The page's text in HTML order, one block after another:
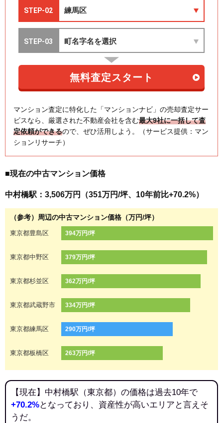
マンション査定に特化した「マンションナビ」の売却査定サー
ビスなら、厳選された不動産会社を含む最大9社に一括して査
定依頼ができるので、ぜひ活用しよう。（サービス提供：マン
ションリサーチ）
■現在の中古マンション価格
中村橋駅：3,506万円（351万円/坪、10年前比+70.2%）
（参考）周辺の中古マンション価格（万円/坪）
東京都豊島区 394万円/坪
東京都中野区 379万円/坪
東京都杉並区 362万円/坪
東京都武蔵野市 334万円/坪
東京都練馬区 290万円/坪
東京都板橋区 263万円/坪
【現在】中村橋駅（東京都）の価格は過去10年で
+70.2%となっており、資産性が高いエリアと言えそ
うだ。